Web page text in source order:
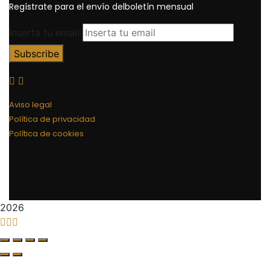
Regístrate para el envío delboletín mensual
Inserta tu email
Aviso legal
Política de privacidad
Política de cookies
2026